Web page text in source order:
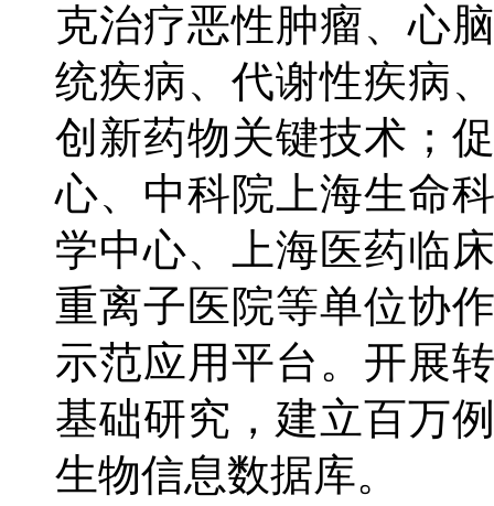
克治疗恶性肿瘤、心
统疾病、代谢性疾病
创新药物关键技术；
心、中科院上海生命
学中心、上海医药临
重离子医院等单位协
示范应用平台。开展
基础研究，建立百万
生物信息数据库。